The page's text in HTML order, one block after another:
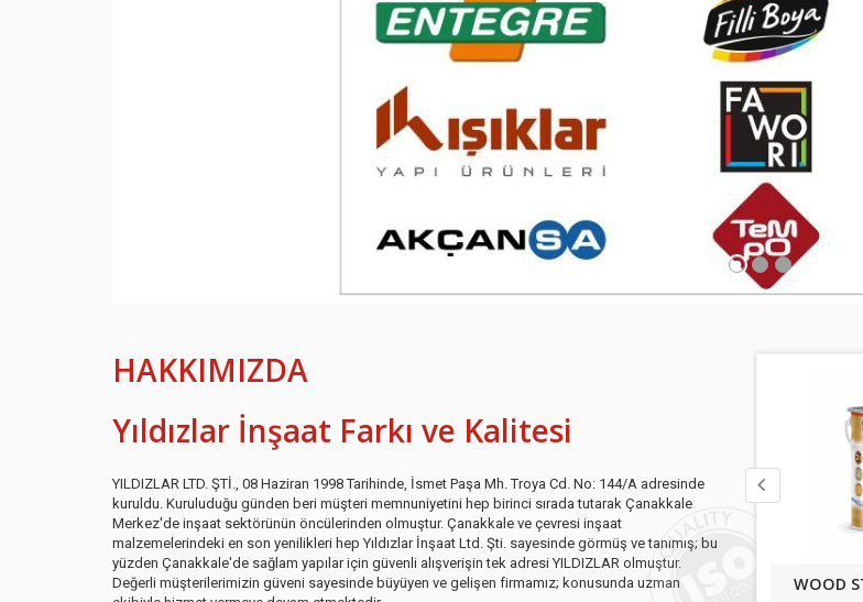
HAKKIMIZDA
Yıldızlar İnşaat Farkı ve Kalitesi
YILDIZLAR LTD. ŞTİ., 08 Haziran 1998 Tarihinde, İsmet Paşa Mh. Troya Cd. No: 144/A adresinde
kuruldu. Kuruluduğu günden beri müşteri memnuniyetini hep birinci sırada tutarak Çanakkale
Merkez'de inşaat sektörünün öncülerinden olmuştur. Çanakkale ve çevresi inşaat
malzemelerindeki en son yenilikleri hep Yıldızlar İnşaat Ltd. Şti. sayesinde görmüş ve tanımış; bu
yüzden Çanakkale'de sağlam yapılar için güvenli alışverişin tek adresi YILDIZLAR olmuştur.
Değerli müşterilerimizin güveni sayesinde büyüyen ve gelişen firmamız; konusunda uzman
FAWORİ DÖNÜŞÜM ASTARI